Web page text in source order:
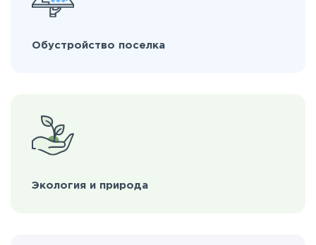
Обустройство поселка
Экология и природа